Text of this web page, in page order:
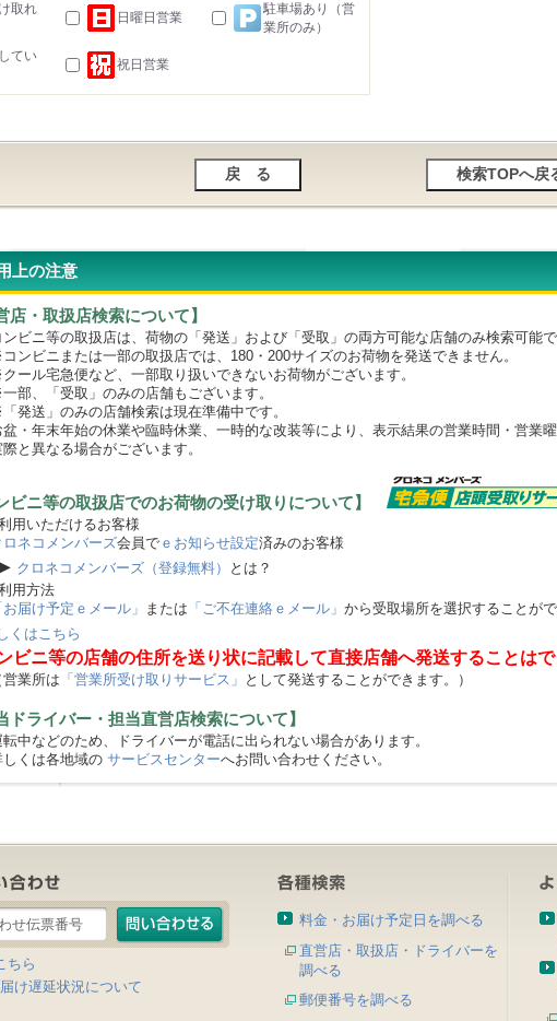
取れ
日曜日営業
駐車場あり（営
業所のみ）
てい
祝日営業
上の注意
店・取扱店検索について】
ビニ等の取扱店は、荷物の「発送」および「受取」の両方可能な店舗のみ検索可能で
ビニまたは一部の取扱店では、180・200サイズのお荷物を発送できません。
ル宅急便など、一部取り扱いできないお荷物がございます。
、「受取」のみの店舗もございます。
送」のみの店舗検索は現在準備中です。
・年末年始の休業や臨時休業、一時的な改装等により、表示結果の営業時間・営業
異なる場合がございます。
ビニ等の取扱店でのお荷物の受け取りについて】
用いただけるお客様
ロネコメンバーズ会員で ｅお知らせ設定済みのお客様
クロネコメンバーズ（登録無料）
とは？
用方法
お届け予定ｅメール」 または 「ご不在連絡ｅメール」 から受取場所を選択することがで
くはこちら
ビニ等の店舗の住所を送り状に記載して直接店舗へ発送することはで
業所は 「営業所受け取りサービス」 として発送することができます。）
ドライバー・担当直営店検索について】
中などのため、ドライバーが電話に出られない場合があります。
くは各地域の サービスセンターへお問い合わせください。
ちら
け遅延状況について
料金・お届け予定日を調べる
直営店・取扱店・ドライバーを
調べる
郵便番号を調べる